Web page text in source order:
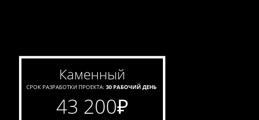
каменный
СРОК РАЗРАБОТКИ ПРОЕКТА: 30 РАБОЧИЙ ДЕНЬ
43 200₽